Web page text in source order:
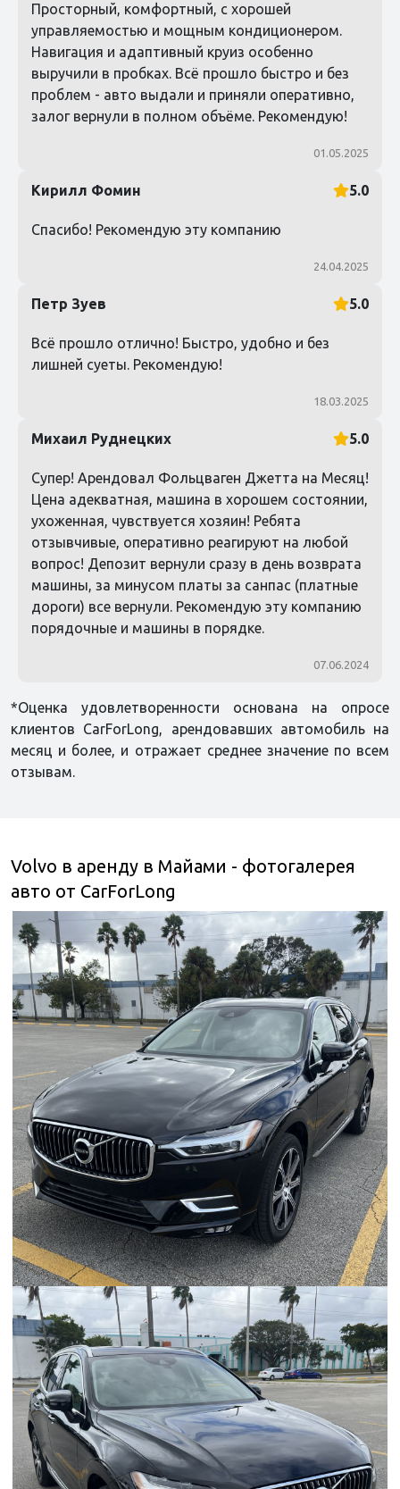
Просторный, комфортный, с хорошей
управляемостью и мощным кондиционером.
Навигация и адаптивный круиз особенно
выручили в пробках. Всё прошло быстро и без
проблем - авто выдали и приняли оперативно,
залог вернули в полном объёме. Рекомендую!
01.05.2025
Кирилл Фомин 5.0
Спасибо! Рекомендую эту компанию
24.04.2025
Петр Зуев 5.0
Всё прошло отлично! Быстро, удобно и без
лишней суеты. Рекомендую!
18.03.2025
Михаил Руднецких 5.0
Супер! Арендовал Фольцваген Джетта на Месяц!
Цена адекватная, машина в хорошем состоянии,
ухоженная, чувствуется хозяин! Ребята
отзывчивые, оперативно реагируют на любой
вопрос! Депозит вернули сразу в день возврата
машины, за минусом платы за санпас (платные
дороги) все вернули. Рекомендую эту компанию
порядочные и машины в порядке.
07.06.2024
*Оценка удовлетворенности основана на опросе
клиентов CarForLong, арендовавших автомобиль на
месяц и более, и отражает среднее значение по всем
отзывам.
Volvo в аренду в Майами - фотогалерея
авто от CarForLong